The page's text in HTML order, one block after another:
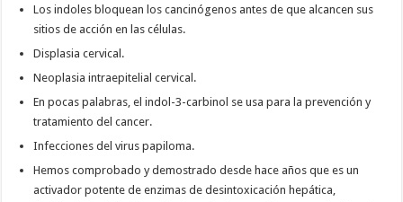
Los indoles bloquean los cancinógenos antes de que alcancen sus
sitios de acción en las células.
Displasia cervical.
Neoplasia intraepitelial cervical.
En pocas palabras, el indol-3-carbinol se usa para la prevención y
tratamiento del cancer.
Infecciones del virus papiloma.
Hemos comprobado y demostrado desde hace años que es un
activador potente de enzimas de desintoxicación hepática,